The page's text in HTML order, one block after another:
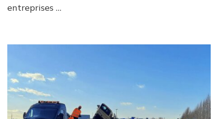
entreprises …